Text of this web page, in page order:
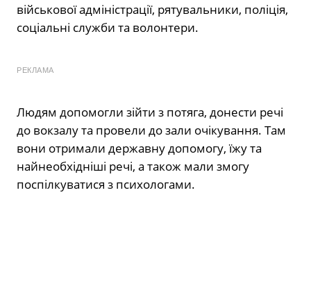
військової адміністрації, рятувальники, поліція,
соціальні служби та волонтери.
РЕКЛАМА
Людям допомогли зійти з потяга, донести речі
до вокзалу та провели до зали очікування. Там
вони отримали державну допомогу, їжу та
найнеобхідніші речі, а також мали змогу
поспілкуватися з психологами.